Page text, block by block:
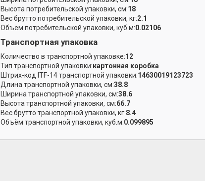
Высота потребительской упаковки, см:18
Вес брутто потребительской упаковки, кг:2.1
Объём потребительской упаковки, куб.м:0.02106
Транспортная упаковка
Количество в транспортной упаковке:12
Тип транспортной упаковки:картонная коробка
Штрих-код ITF-14 транспортной упаковки:14630019123723
Длина транспортной упаковки, см:38.8
Ширина транспортной упаковки, см:38.6
Высота транспортной упаковки, см:66.7
Вес брутто транспортной упаковки, кг:8.4
Объём транспортной упаковки, куб.м:0.099895